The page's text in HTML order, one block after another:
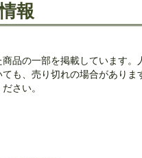
報
品の一部を掲載しています。
も、売り切れの場合がありま
さい。